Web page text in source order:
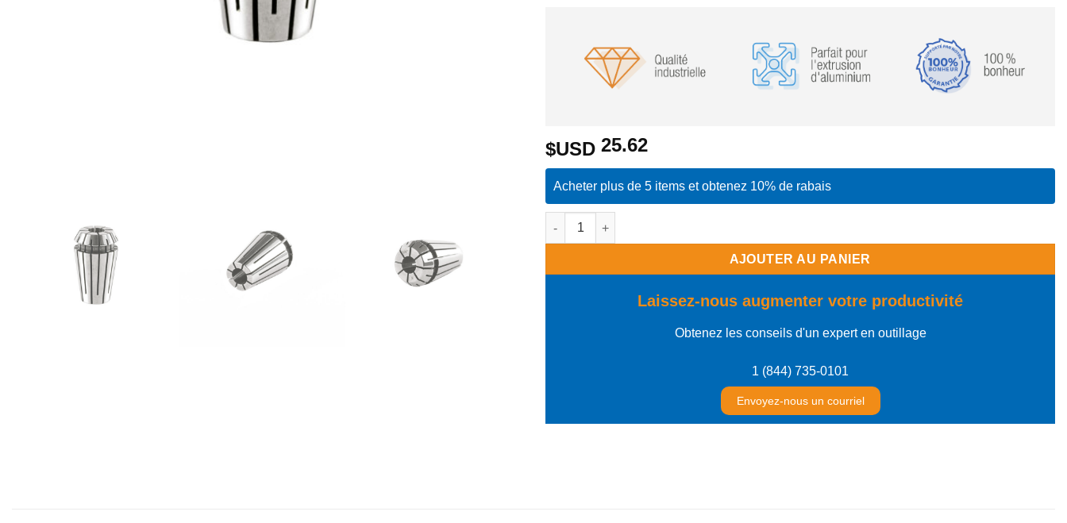
$USD 25.62
Acheter plus de 5 items et obtenez 10% de rabais
quantité de Collet ER16 - d=1/4" FR
AJOUTER AU PANIER
Laissez-nous augmenter votre productivité
Obtenez les conseils d'un expert en outillage
1 (844) 735-0101
Envoyez-nous un courriel